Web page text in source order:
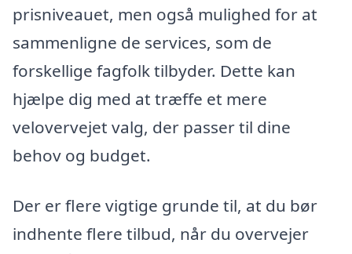
prisniveauet, men også mulighed for at
sammenligne de services, som de
forskellige fagfolk tilbyder. Dette kan
hjælpe dig med at træffe et mere
velovervejet valg, der passer til dine
behov og budget.
Der er flere vigtige grunde til, at du bør
indhente flere tilbud, når du overvejer